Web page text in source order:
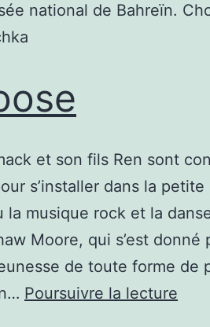
national de Bahreïn.
et son fils Ren sont
s’installer dans la
la musique rock et la
Moore, qui s’est donné
de toute forme de
Poursuivre la lecture